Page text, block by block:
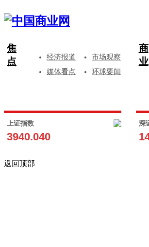
焦
点
经济报道
市场观察
媒体看点
环球要闻
商
业
上证指数
3940.040
深
返回顶部